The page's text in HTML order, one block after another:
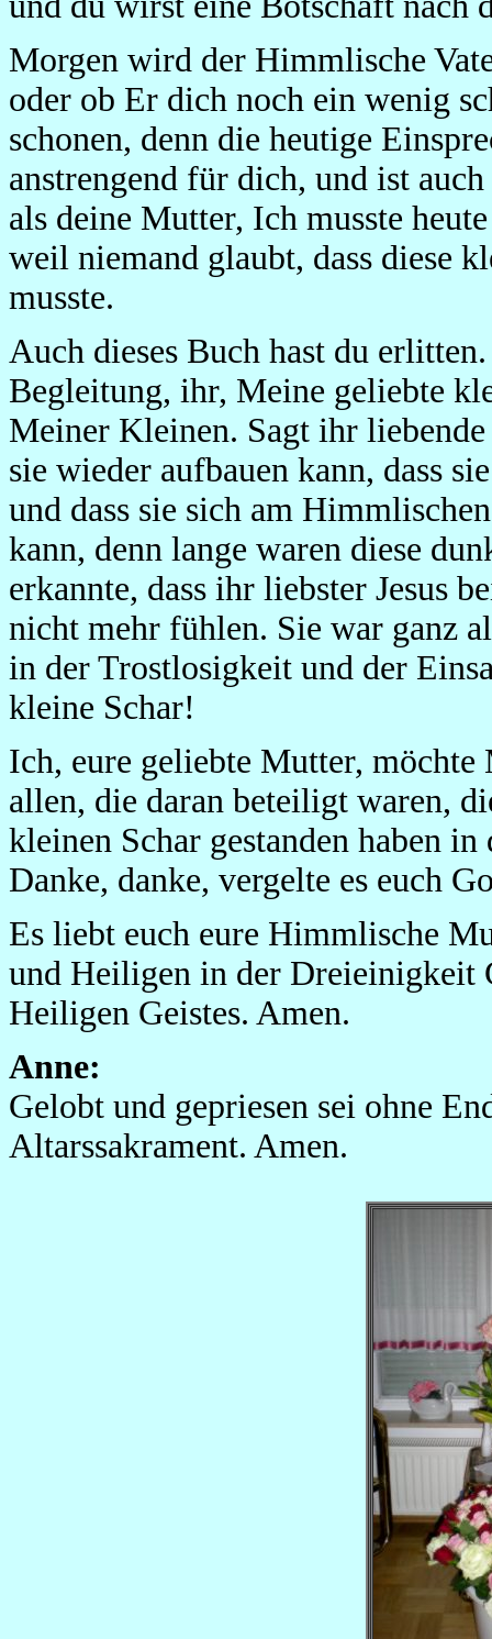
Morgen wird der Himmlische
oder ob Er dich noch ein wenig
schonen, denn die heutige
anstrengend für dich, und ist
als deine Mutter, Ich musste
weil niemand glaubt, dass diese
musste.
Auch dieses Buch hast du
Begleitung, ihr, Meine geliebte
Meiner Kleinen. Sagt ihr
sie wieder aufbauen kann, dass
und dass sie sich am
kann, denn lange waren diese
erkannte, dass ihr liebster Jesus
nicht mehr fühlen. Sie war ganz
in der Trostlosigkeit und der
kleine Schar!
Ich, eure geliebte Mutter,
allen, die daran beteiligt waren,
kleinen Schar gestanden haben
Danke, danke, vergelte es euch
Es liebt euch eure Himmlische
und Heiligen in der Dreieinigkeit
Heiligen Geistes. Amen.
Anne:
Gelobt und gepriesen sei ohne
Altarssakrament. Amen.